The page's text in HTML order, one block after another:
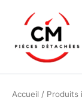
contenu
Accueil / Produits